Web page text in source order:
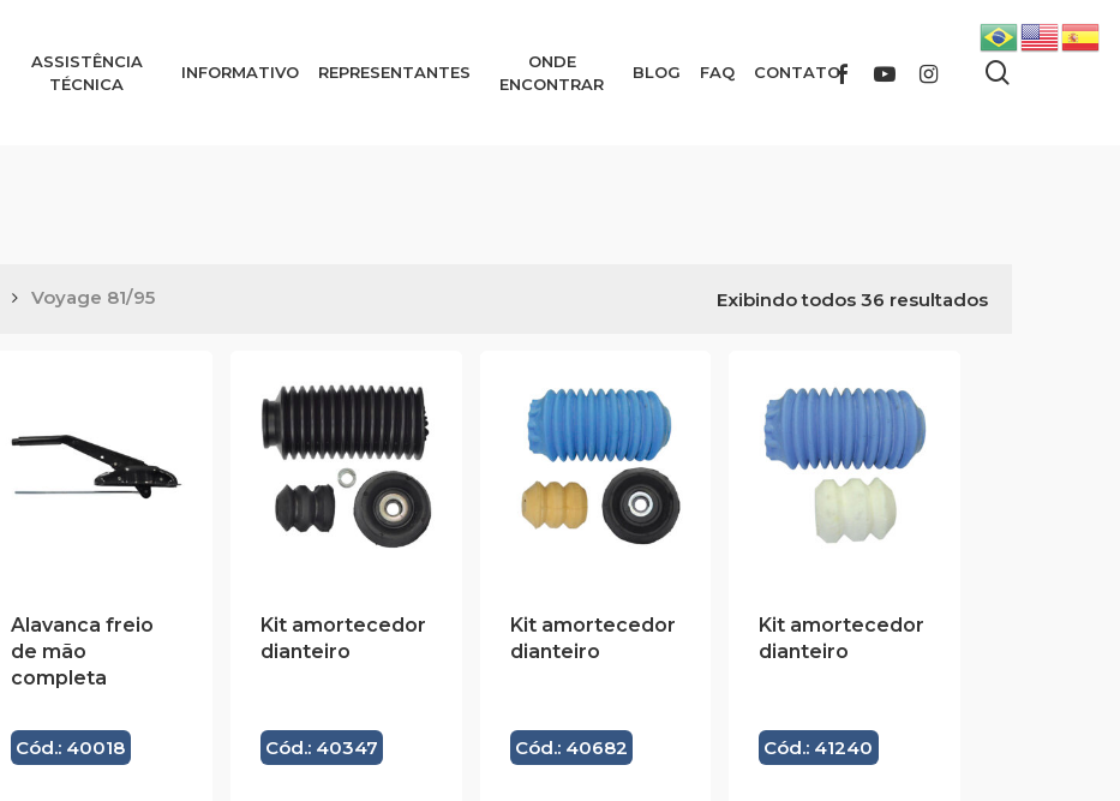
ASSISTÊNCIA
TÉCNICA
INFORMATIVO REPRESENTANTES
ONDE
ENCONTRAR
BLOG FAQ CONTATOFACEBOOKYOUTUBEINSTAGRAM
Exibindo todos 36 resultados
Voyage 81/95
Alavanca freio
de mão
completa
Cód.: 40018
Kit amortecedor
dianteiro
Cód.: 40347
Kit amortecedor
dianteiro
Cód.: 40682
Kit amortecedor
dianteiro
Cód.: 41240